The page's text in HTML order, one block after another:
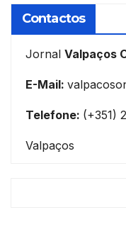
Contactos
Jornal Valpaços
E-Mail:
Telefone: (+351)
Valpaços